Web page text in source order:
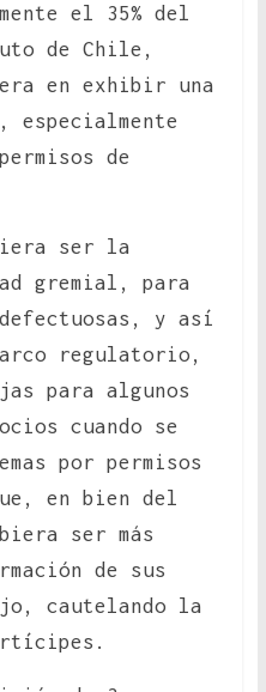
el 35% del
de Chile,
en exhibir una
especialmente
de
ser la
gremial, para
y así
regulatorio,
para algunos
cuando se
por permisos
en bien del
ser más
de sus
cautelando la